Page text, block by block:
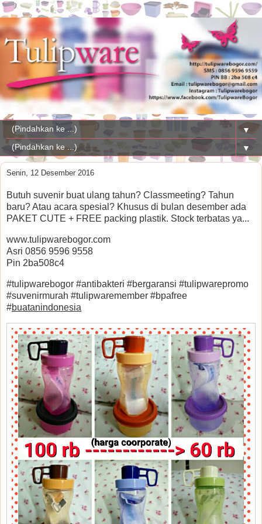
▼
▼
Senin, 12 Desember 2016
Butuh suvenir buat ulang tahun? Classmeeting? Tahun
baru? Atau acara spesial? Khusus di bulan desember ada
PAKET CUTE + FREE packing plastik. Stock terbatas ya...
www.tulipwarebogor.com
Asri 0856 9596 9558
Pin 2ba508c4
#tulipwarebogor #antibakteri #bergaransi #tulipwarepromo
#suvenirmurah #tulipwaremember #bpafree
#buatanindonesia